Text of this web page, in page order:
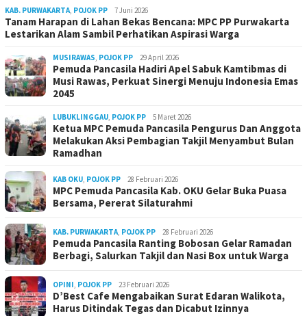
KAB. PURWAKARTA, POJOK PP 7 Juni 2026
Tanam Harapan di Lahan Bekas Bencana: MPC PP Purwakarta
Lestarikan Alam Sambil Perhatikan Aspirasi Warga
MUSIRAWAS, POJOK PP 29 April 2026
Pemuda Pancasila Hadiri Apel Sabuk Kamtibmas di
Musi Rawas, Perkuat Sinergi Menuju Indonesia Emas
2045
LUBUKLINGGAU, POJOK PP 5 Maret 2026
Ketua MPC Pemuda Pancasila Pengurus Dan Anggota
Melakukan Aksi Pembagian Takjil Menyambut Bulan
Ramadhan
KAB OKU, POJOK PP 28 Februari 2026
MPC Pemuda Pancasila Kab. OKU Gelar Buka Puasa
Bersama, Pererat Silaturahmi
KAB. PURWAKARTA, POJOK PP 28 Februari 2026
Pemuda Pancasila Ranting Bobosan Gelar Ramadan
Berbagi, Salurkan Takjil dan Nasi Box untuk Warga
OPINI, POJOK PP 23 Februari 2026
D’Best Cafe Mengabaikan Surat Edaran Walikota,
Harus Ditindak Tegas dan Dicabut Izinnya